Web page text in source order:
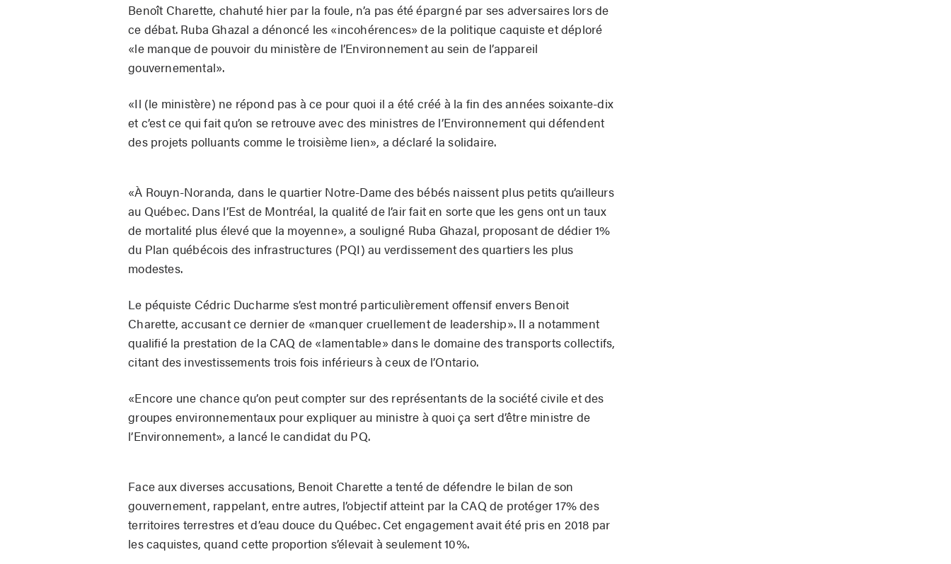
Benoît Charette, chahuté hier par la foule, n’a pas été épargné par ses adversaires lors de
ce débat. Ruba Ghazal a dénoncé les «incohérences» de la politique caquiste et déploré
«le manque de pouvoir du ministère de l’Environnement au sein de l’appareil
gouvernemental».
«Il (le ministère) ne répond pas à ce pour quoi il a été créé à la fin des années soixante-dix
et c’est ce qui fait qu’on se retrouve avec des ministres de l’Environnement qui défendent
des projets polluants comme le troisième lien», a déclaré la solidaire.
«À Rouyn-Noranda, dans le quartier Notre-Dame des bébés naissent plus petits qu’ailleurs
au Québec. Dans l’Est de Montréal, la qualité de l’air fait en sorte que les gens ont un taux
de mortalité plus élevé que la moyenne», a souligné Ruba Ghazal, proposant de dédier 1%
du Plan québécois des infrastructures (PQI) au verdissement des quartiers les plus
modestes.
Le péquiste Cédric Ducharme s’est montré particulièrement offensif envers Benoit
Charette, accusant ce dernier de «manquer cruellement de leadership». Il a notamment
qualifié la prestation de la CAQ de «lamentable» dans le domaine des transports collectifs,
citant des investissements trois fois inférieurs à ceux de l’Ontario.
«Encore une chance qu’on peut compter sur des représentants de la société civile et des
groupes environnementaux pour expliquer au ministre à quoi ça sert d’être ministre de
l’Environnement», a lancé le candidat du PQ.
Face aux diverses accusations, Benoit Charette a tenté de défendre le bilan de son
gouvernement, rappelant, entre autres, l’objectif atteint par la CAQ de protéger 17% des
territoires terrestres et d’eau douce du Québec. Cet engagement avait été pris en 2018 par
les caquistes, quand cette proportion s’élevait à seulement 10%.